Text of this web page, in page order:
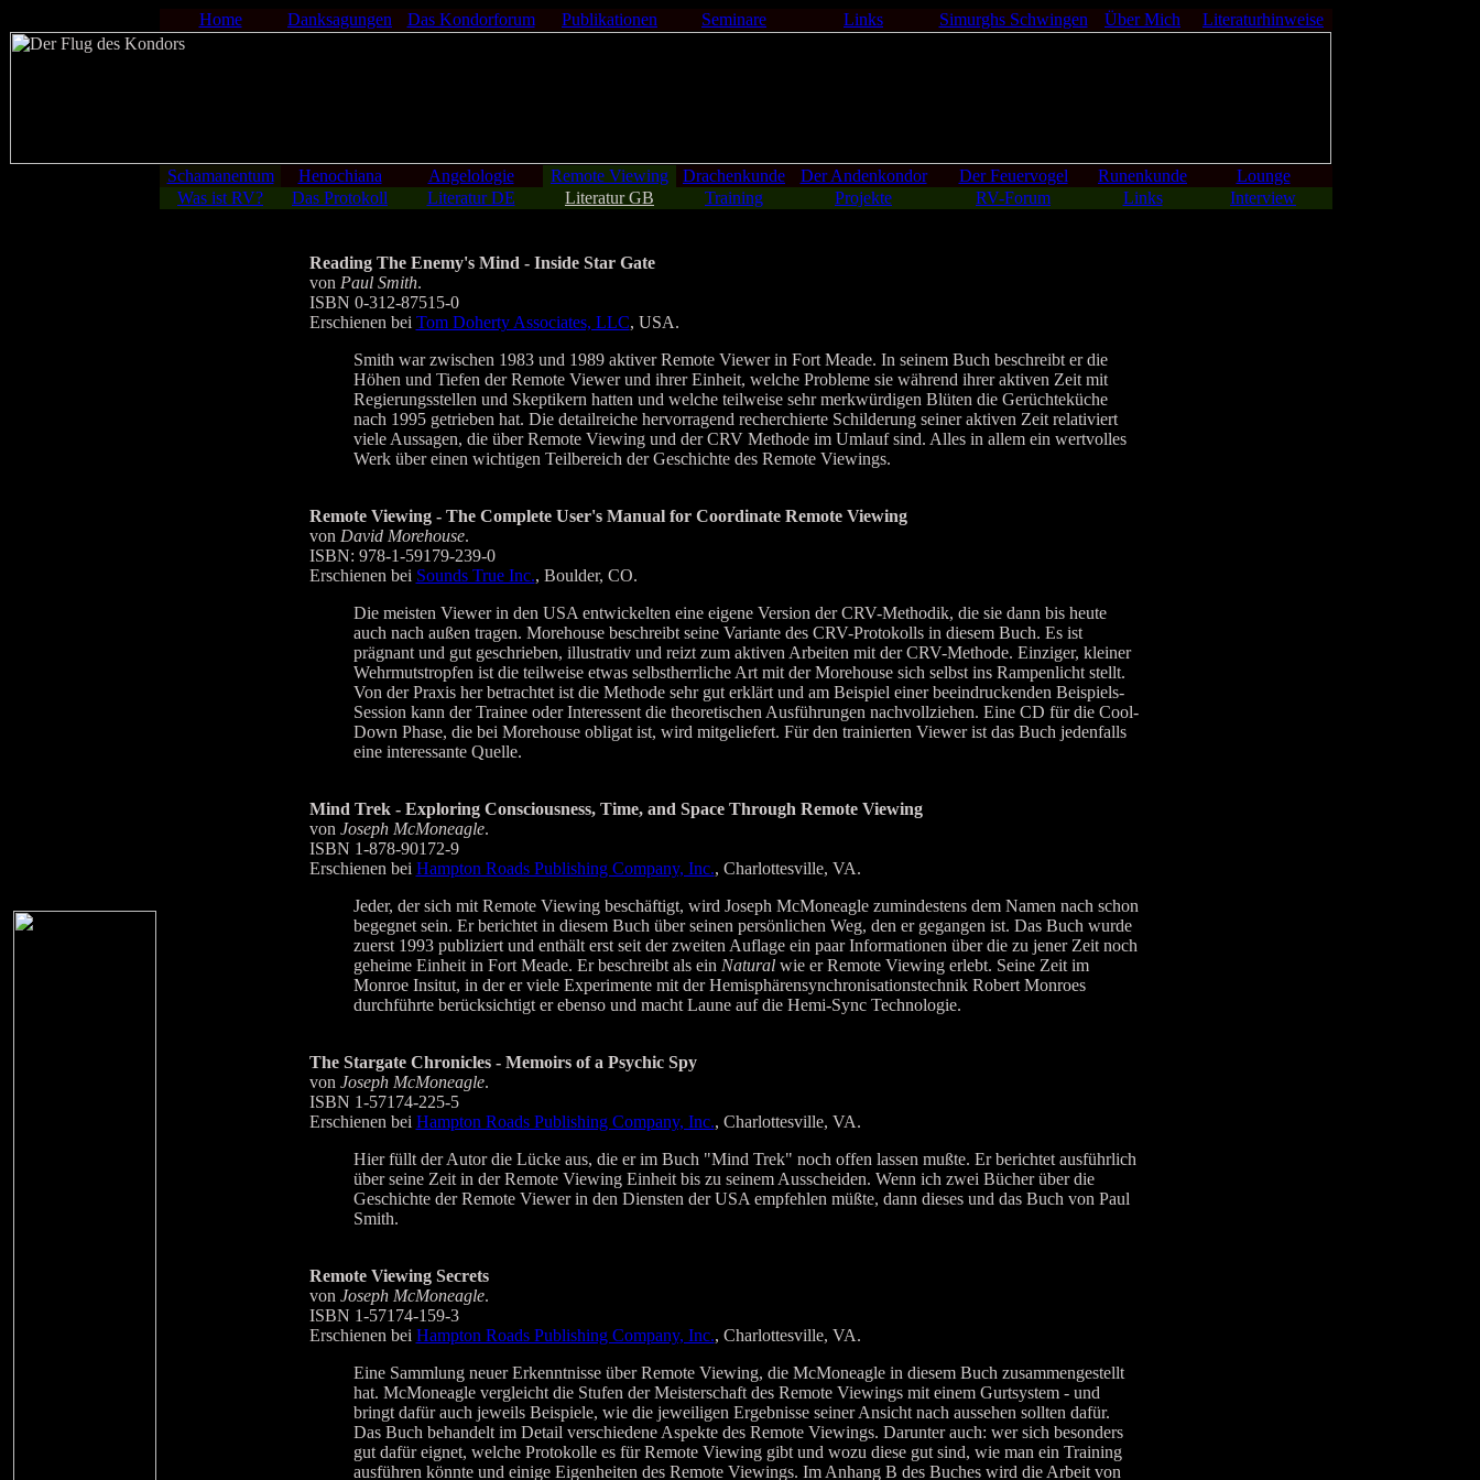
Home Danksagungen Das Kondorforum Publikationen Seminare Links Simurghs Schwingen Über Mich Literaturhinweise
Schamanentum Henochiana Angelologie Remote Viewing Drachenkunde Der Andenkondor Der Feuervogel Runenkunde
Lounge
Was ist RV?
Das Protokoll Literatur DE Literatur GB Training Projekte RV-Forum Links Interview
Reading The Enemy's Mind - Inside Star Gate
von Paul Smith.
ISBN 0-312-87515-0
Erschienen bei Tom Doherty Associates, LLC, USA.
Smith war zwischen 1983 und 1989 aktiver Remote Viewer in Fort Meade. In seinem Buch beschreibt er die
Höhen und Tiefen der Remote Viewer und ihrer Einheit, welche Probleme sie während ihrer aktiven Zeit mit
Regierungsstellen und Skeptikern hatten und welche teilweise sehr merkwürdigen Blüten die Gerüchteküche
nach 1995 getrieben hat. Die detailreiche hervorragend recherchierte Schilderung seiner aktiven Zeit relativiert
viele Aussagen, die über Remote Viewing und der CRV Methode im Umlauf sind. Alles in allem ein wertvolles
Werk über einen wichtigen Teilbereich der Geschichte des Remote Viewings.
Remote Viewing - The Complete User's Manual for Coordinate Remote Viewing
von David Morehouse.
ISBN: 978-1-59179-239-0
Erschienen bei Sounds True Inc., Boulder, CO.
Die meisten Viewer in den USA entwickelten eine eigene Version der CRV-Methodik, die sie dann bis heute
auch nach außen tragen. Morehouse beschreibt seine Variante des CRV-Protokolls in diesem Buch. Es ist
prägnant und gut geschrieben, illustrativ und reizt zum aktiven Arbeiten mit der CRV-Methode. Einziger, kleiner
Wehrmutstropfen ist die teilweise etwas selbstherrliche Art mit der Morehouse sich selbst ins Rampenlicht stellt.
Von der Praxis her betrachtet ist die Methode sehr gut erklärt und am Beispiel einer beeindruckenden Beispiels-
Session kann der Trainee oder Interessent die theoretischen Ausführungen nachvollziehen. Eine CD für die Cool-
Down Phase, die bei Morehouse obligat ist, wird mitgeliefert. Für den trainierten Viewer ist das Buch jedenfalls
eine interessante Quelle.
Mind Trek - Exploring Consciousness, Time, and Space Through Remote Viewing
von Joseph McMoneagle.
ISBN 1-878-90172-9
Erschienen bei Hampton Roads Publishing Company, Inc., Charlottesville, VA.
Jeder, der sich mit Remote Viewing beschäftigt, wird Joseph McMoneagle zumindestens dem Namen nach schon
begegnet sein. Er berichtet in diesem Buch über seinen persönlichen Weg, den er gegangen ist. Das Buch wurde
zuerst 1993 publiziert und enthält erst seit der zweiten Auflage ein paar Informationen über die zu jener Zeit noch
geheime Einheit in Fort Meade. Er beschreibt als ein Naturalwie er Remote Viewing erlebt. Seine Zeit im
Monroe Insitut, in der er viele Experimente mit der Hemisphärensynchronisationstechnik Robert Monroes
durchführte berücksichtigt er ebenso und macht Laune auf die Hemi-Sync Technologie.
The Stargate Chronicles - Memoirs of a Psychic Spy
von Joseph McMoneagle.
ISBN 1-57174-225-5
Erschienen bei Hampton Roads Publishing Company, Inc., Charlottesville, VA.
Hier füllt der Autor die Lücke aus, die er im Buch "Mind Trek" noch offen lassen mußte. Er berichtet ausführlich
über seine Zeit in der Remote Viewing Einheit bis zu seinem Ausscheiden. Wenn ich zwei Bücher über die
Geschichte der Remote Viewer in den Diensten der USA empfehlen müßte, dann dieses und das Buch von Paul
Smith.
Remote Viewing Secrets
von Joseph McMoneagle.
ISBN 1-57174-159-3
Erschienen bei Hampton Roads Publishing Company, Inc., Charlottesville, VA.
Eine Sammlung neuer Erkenntnisse über Remote Viewing, die McMoneagle in diesem Buch zusammengestellt
hat. McMoneagle vergleicht die Stufen der Meisterschaft des Remote Viewings mit einem Gurtsystem - und
bringt dafür auch jeweils Beispiele, wie die jeweiligen Ergebnisse seiner Ansicht nach aussehen sollten dafür.
Das Buch behandelt im Detail verschiedene Aspekte des Remote Viewings. Darunter auch: wer sich besonders
gut dafür eignet, welche Protokolle es für Remote Viewing gibt und wozu diese gut sind, wie man ein Training
ausführen könnte und einige Eigenheiten des Remote Viewings. Im Anhang B des Buches wird die Arbeit von